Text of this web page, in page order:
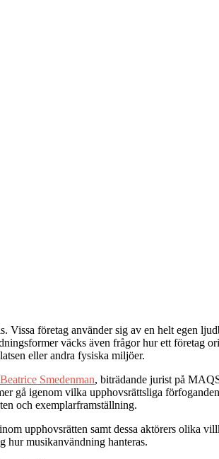
företag använder sig av en helt egen
väcks även frågor hur ett företag
eller andra fysiska miljöer.
Beatrice Smedenman, biträdande jurist på
gå igenom vilka upphovsrättsliga
och exemplarframställning.
upphovsrätten samt dessa aktörers olika
hur musikanvändning hanteras.